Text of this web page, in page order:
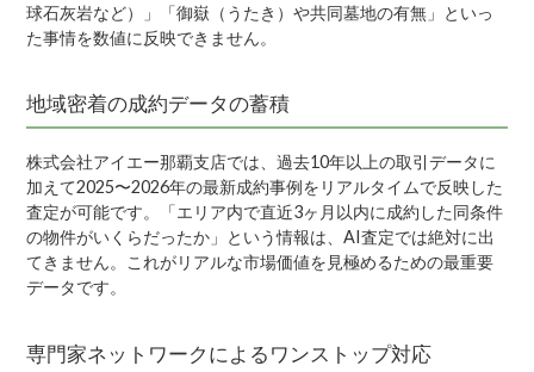
球石灰岩など）」「御嶽（うたき）や共同墓地の有無」といっ
た事情を数値に反映できません。
地域密着の成約データの蓄積
株式会社アイエー那覇支店では、過去10年以上の取引データに
加えて2025〜2026年の最新成約事例をリアルタイムで反映した
査定が可能です。「エリア内で直近3ヶ月以内に成約した同条件
の物件がいくらだったか」という情報は、AI査定では絶対に出
てきません。これがリアルな市場価値を見極めるための最重要
データです。
専門家ネットワークによるワンストップ対応